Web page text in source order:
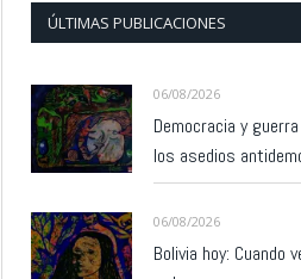
ÚLTIMAS PUBLICACIONES
06/08/2026
Democracia y
los asedios
06/08/2026
Bolivia hoy: Cuando